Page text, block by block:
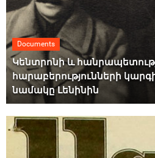
Documents
Կենտրոնի և
հարաբերությունների
նամակը Լենինին